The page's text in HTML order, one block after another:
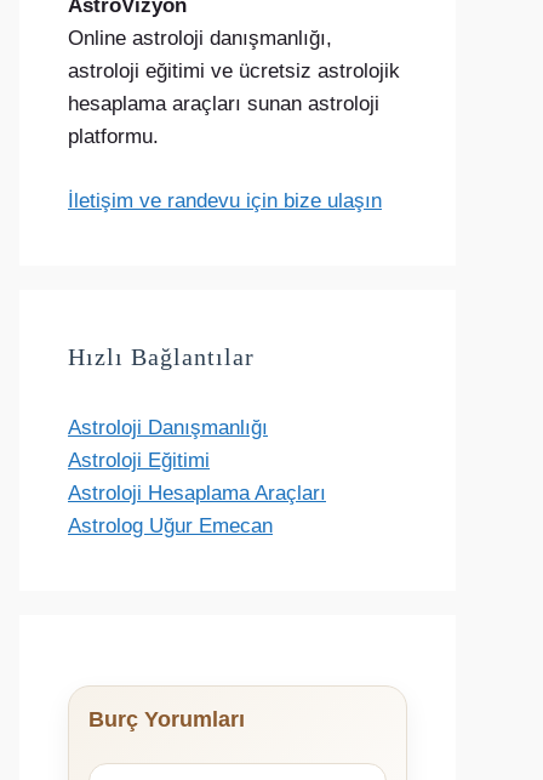
AstroVizyon
Online astroloji danışmanlığı,
astroloji eğitimi ve ücretsiz astrolojik
hesaplama araçları sunan astroloji
platformu.
İletişim ve randevu için bize ulaşın
Hızlı Bağlantılar
Astroloji Danışmanlığı
Astroloji Eğitimi
Astroloji Hesaplama Araçları
Astrolog Uğur Emecan
Burç Yorumları